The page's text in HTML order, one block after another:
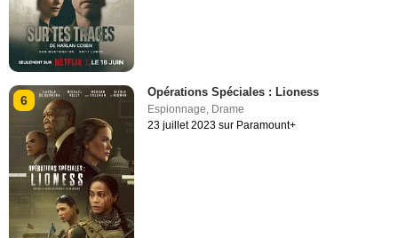
6
Opérations Spéciales : Lioness
Espionnage, Drame
23 juillet 2023 sur Paramount+